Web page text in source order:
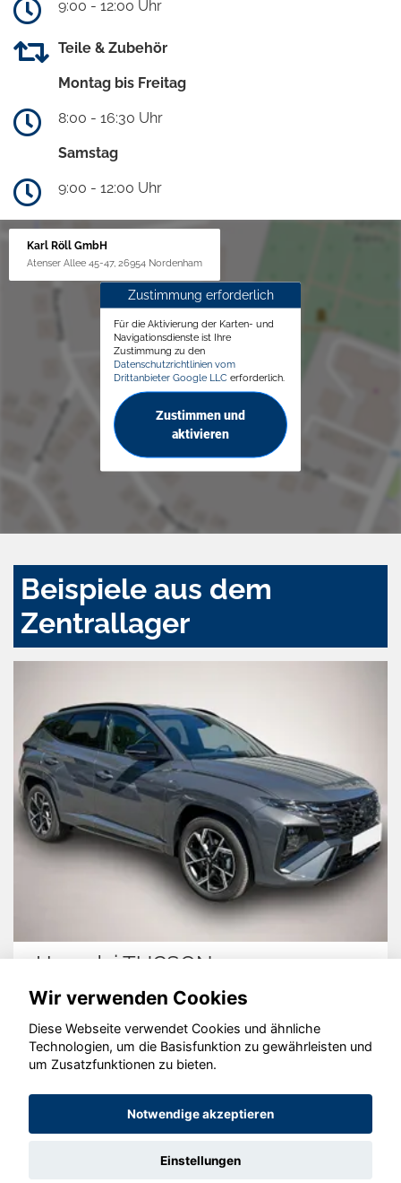
9:00 - 12:00 Uhr
Teile & Zubehör
Montag bis Freitag
8:00 - 16:30 Uhr
Samstag
9:00 - 12:00 Uhr
Karl Röll GmbH
Atenser Allee 45-47, 26954 Nordenham
Zustimmung erforderlich
Für die Aktivierung der Karten- und
Navigationsdienste ist Ihre
Zustimmung zu den
Datenschutzrichtlinien vom
Drittanbieter Google LLC erforderlich.
Zustimmen und
aktivieren
Beispiele aus dem
Zentrallager
© konjunkturmotor.de GmbH 2020 - 2026
Wir verwenden Cookies
Diese Webseite verwendet Cookies und ähnliche
Technologien, um die Basisfunktion zu gewährleisten und
um Zusatzfunktionen zu bieten.
Notwendige akzeptieren
Einstellungen